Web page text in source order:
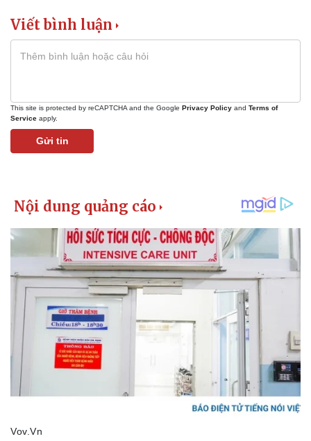
Kinh tế
Bất động sản
Khởi nghiệp
Thị trường
Giá vàng
Chứng khoán
Giá cà phê
Viết bình luận
This site is protected by reCAPTCHA and the Google Privacy Policy and Terms of
Service apply.
Gửi tin